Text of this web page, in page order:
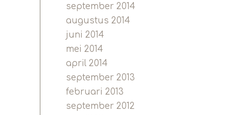
september 2014
augustus 2014
juni 2014
mei 2014
april 2014
september 2013
februari 2013
september 2012